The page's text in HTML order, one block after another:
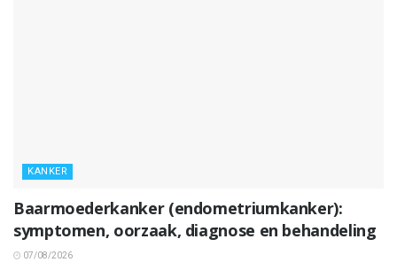
KANKER
Baarmoederkanker (endometriumkanker):
symptomen, oorzaak, diagnose en behandeling
07/08/2026